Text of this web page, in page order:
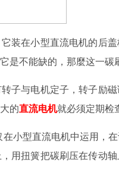
装在小型直流电机的后
是不能缺的，那麼这一
子与电机定子，转子励
的直流电机就必须定期检
小型直流电机中运用，
用扭簧把碳刷压在传动